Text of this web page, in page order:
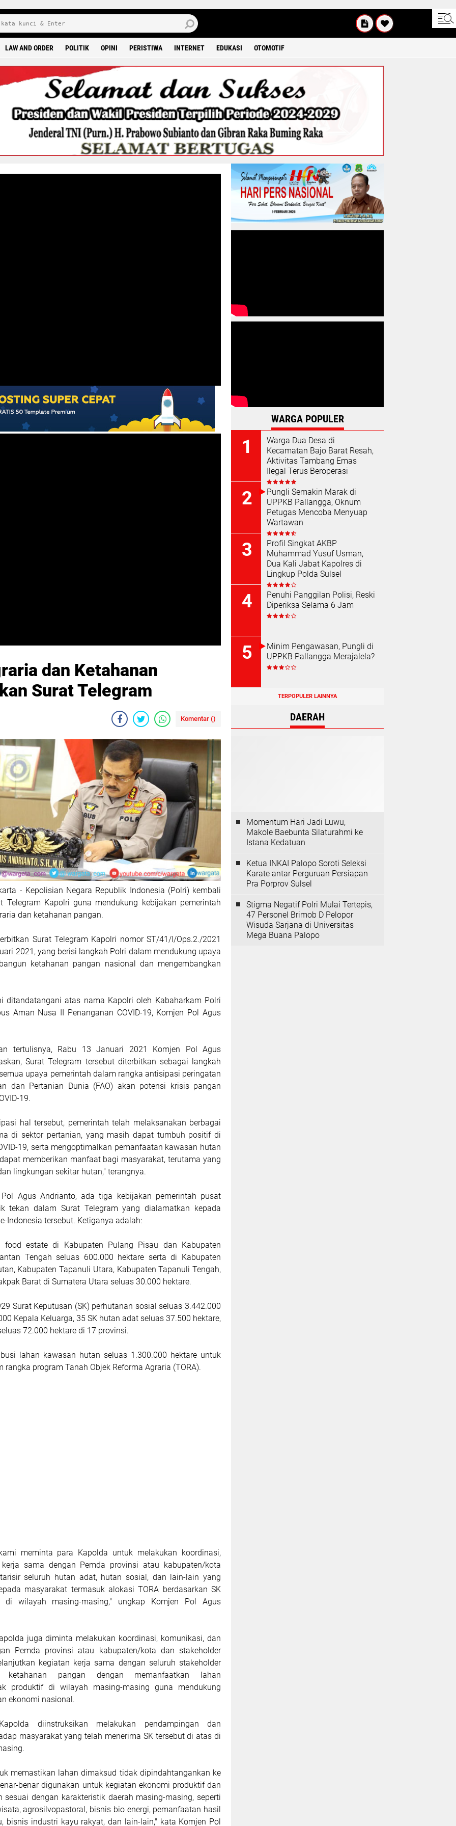
LAW AND ORDER POLITIK OPINI PERISTIWA INTERNET EDUKASI OTOMOTIF
dan Ketahanan
Surat Telegram
Komentar ()
- Kepolisian Negara Republik Indonesia (Polri) kembali
Telegram Kapolri guna mendukung kebijakan pemerintah
dan ketahanan pangan.
Surat Telegram Kapolri nomor ST/41/I/Ops.2./2021
2021, yang berisi langkah Polri dalam mendukung upaya
ketahanan pangan nasional dan mengembangkan
ditandatangani atas nama Kapolri oleh Kabaharkam Polri
Aman Nusa II Penanganan COVID-19, Komjen Pol Agus
tertulisnya, Rabu 13 Januari 2021 Komjen Pol Agus
Surat Telegram tersebut diterbitkan sebagai langkah
upaya pemerintah dalam rangka antisipasi peringatan
dan Pertanian Dunia (FAO) akan potensi krisis pangan
19.
hal tersebut, pemerintah telah melaksanakan berbagai
di sektor pertanian, yang masih dapat tumbuh positif di
19, serta mengoptimalkan pemanfaatan kawasan hutan
memberikan manfaat bagi masyarakat, terutama yang
lingkungan sekitar hutan," terangnya.
Agus Andrianto, ada tiga kebijakan pemerintah pusat
tekan dalam Surat Telegram yang dialamatkan kepada
Indonesia tersebut. Ketiganya adalah:
food estate di Kabupaten Pulang Pisau dan Kabupaten
Tengah seluas 600.000 hektare serta di Kabupaten
Kabupaten Tapanuli Utara, Kabupaten Tapanuli Tengah,
Barat di Sumatera Utara seluas 30.000 hektare.
Surat Keputusan (SK) perhutanan sosial seluas 3.442.000
Kepala Keluarga, 35 SK hutan adat seluas 37.500 hektare,
72.000 hektare di 17 provinsi.
lahan kawasan hutan seluas 1.300.000 hektare untuk
rangka program Tanah Objek Reforma Agraria (TORA).
meminta para Kapolda untuk melakukan koordinasi,
sama dengan Pemda provinsi atau kabupaten/kota
seluruh hutan adat, hutan sosial, dan lain-lain yang
masyarakat termasuk alokasi TORA berdasarkan SK
wilayah masing-masing," ungkap Komjen Pol Agus
juga diminta melakukan koordinasi, komunikasi, dan
Pemda provinsi atau kabupaten/kota dan stakeholder
kegiatan kerja sama dengan seluruh stakeholder
ketahanan pangan dengan memanfaatkan lahan
produktif di wilayah masing-masing guna mendukung
ekonomi nasional.
diinstruksikan melakukan pendampingan dan
masyarakat yang telah menerima SK tersebut di atas di
memastikan lahan dimaksud tidak dipindahtangankan ke
benar digunakan untuk kegiatan ekonomi produktif dan
sesuai dengan karakteristik daerah masing-masing, seperti
agrosilvopastoral, bisnis bio energi, pemanfaatan hasil
bisnis industri kayu rakyat, dan lain-lain," kata Komjen Pol
WARGA POPULER
Warga Dua Desa di
Kecamatan Bajo Barat Resah,
Aktivitas Tambang Emas
Ilegal Terus Beroperasi
Pungli Semakin Marak di
UPPKB Pallangga, Oknum
Petugas Mencoba Menyuap
Wartawan
Profil Singkat AKBP
Muhammad Yusuf Usman,
Dua Kali Jabat Kapolres di
Lingkup Polda Sulsel
Penuhi Panggilan Polisi, Reski
Diperiksa Selama 6 Jam
Minim Pengawasan, Pungli di
UPPKB Pallangga Merajalela?
TERPOPULER LAINNYA
DAERAH
Momentum Hari Jadi Luwu,
Makole Baebunta Silaturahmi ke
Istana Kedatuan
Ketua INKAI Palopo Soroti Seleksi
Karate antar Perguruan Persiapan
Pra Porprov Sulsel
Stigma Negatif Polri Mulai Tertepis,
47 Personel Brimob D Pelopor
Wisuda Sarjana di Universitas
Mega Buana Palopo